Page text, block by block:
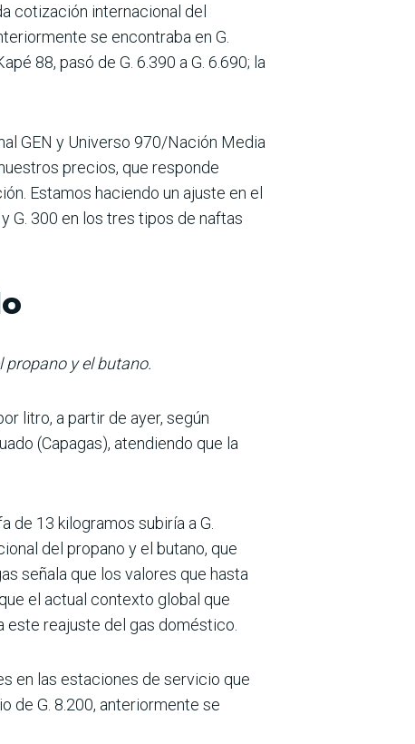
cotización internacional del
se encontraba en G.
88, pasó de G. 6.390 a G. 6.690; la
GEN y Universo 970/Nación Media
precios, que responde
Estamos haciendo un ajuste en el
G. 300 en los tres tipos de naftas
propano y el butano.
litro, a partir de ayer, según
(Capagas), aten­diendo que la
de 13 kilogramos subiría a G.
del propano y el butano, que
señala que los valores que hasta
el actual contexto global que
reajuste del gas doméstico.
en las esta­ciones de servicio que
de G. 8.200, anteriormente se